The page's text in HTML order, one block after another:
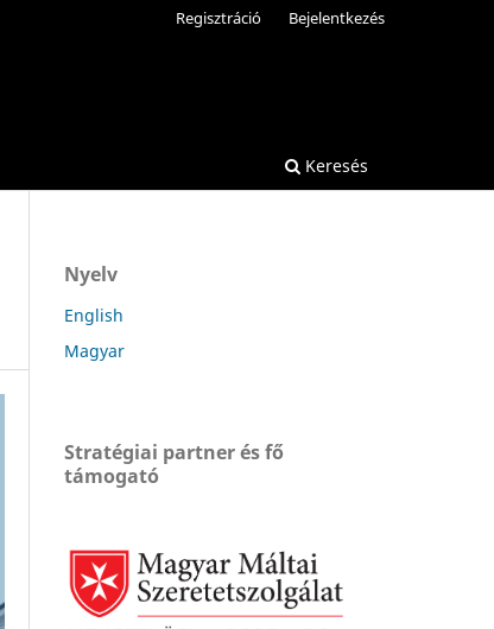
Keresés
Regisztráció Bejelentkezés
Nyelv
English
Magyar
Stratégiai partner és fő
támogató